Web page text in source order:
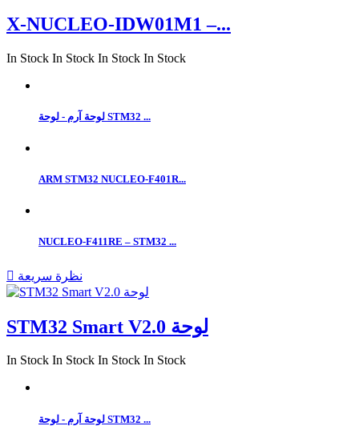
X-NUCLEO-IDW01M1 –...
In Stock In Stock In Stock In Stock
لوحة آرم - لوحة STM32 ...
ARM STM32 NUCLEO-F401R...
NUCLEO-F411RE – STM32 ...
 نظرة سريعة
STM32 Smart V2.0 لوحة
In Stock In Stock In Stock In Stock
لوحة آرم - لوحة STM32 ...